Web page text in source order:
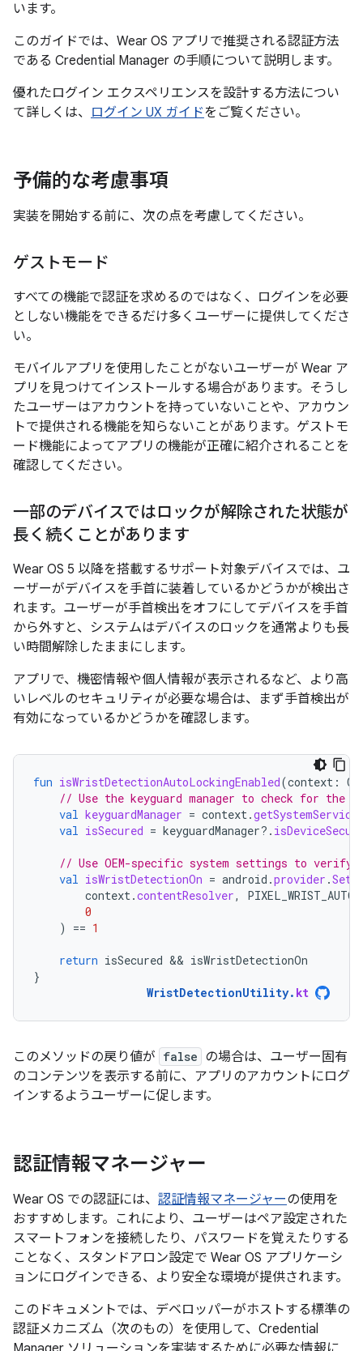
います。
このガイドでは、Wear OS アプリで推奨される認証方法
である Credential Manager の手順について説明します。
優れたログイン エクスペリエンスを設計する方法につい
て詳しくは、 ログイン UX ガイドをご覧ください。
予備的な考慮事項
実装を開始する前に、次の点を考慮してください。
ゲストモード
すべての機能で認証を求めるのではなく、ログインを必要
としない機能をできるだけ多くユーザーに提供してくださ
い。
モバイルアプリを使用したことがないユーザーが Wear ア
プリを見つけてインストールする場合があります。そうし
たユーザーはアカウントを持っていないことや、アカウン
トで提供される機能を知らないことがあります。ゲストモ
ード機能によってアプリの機能が正確に紹介されることを
確認してください。
一部のデバイスではロックが解除された状態が
長く続くことがあります
Wear OS 5 以降を搭載するサポート対象デバイスでは、ユ
ーザーがデバイスを手首に装着しているかどうかが検出さ
れます。ユーザーが手首検出をオフにしてデバイスを手首
から外すと、システムはデバイスのロックを通常よりも長
い時間解除したままにします。
アプリで、機密情報や個人情報が表示されるなど、より高
いレベルのセキュリティが必要な場合は、まず手首検出が
有効になっているかどうかを確認します。
fun isWristDetectionAutoLockingEnabled(context :
// Use the keyguard manager to check for the
val keyguardManager = context.
val isSecured = keyguardManager?.
// Use OEM-specific system settings to verify
val isWristDetectionOn = android .provider .
context.contentResolver,
0
)
== 1
return isSecured && isWristDetectionOn
}
WristDetectionUtility. kt
このメソッドの戻り値が false の場合は、ユーザー固有
のコンテンツを表示する前に、アプリのアカウントにログ
インするようユーザーに促します。
認証情報マネージャー
Wear OS での認証には、 認証情報マネージャーの使用を
おすすめします。これにより、ユーザーはペア設定された
スマートフォンを接続したり、パスワードを覚えたりする
ことなく、スタンドアロン設定で Wear OS アプリケーシ
ョンにログインできる、より安全な環境が提供されます。
このドキュメントでは、デベロッパーがホストする標準の
認証メカニズム（次のもの）を使用して、Credential